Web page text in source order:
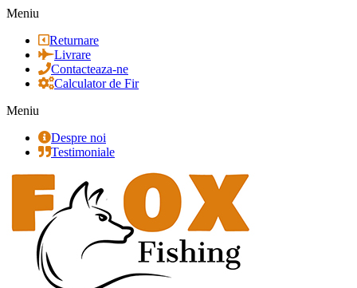
Meniu
Returnare
Livrare
Contacteaza-ne
Calculator de Fir
Meniu
Despre noi
Testimoniale